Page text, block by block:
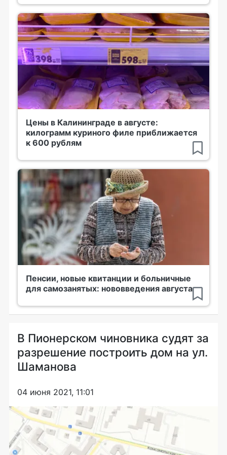
Цены в Калининграде в августе:
килограмм куриного филе приближается
к 600 рублям
Пенсии, новые квитанции и больничные
для самозанятых: нововведения августа
В Пионерском чиновника судят за
разрешение построить дом на ул.
Шаманова
04 июня 2021, 11:01